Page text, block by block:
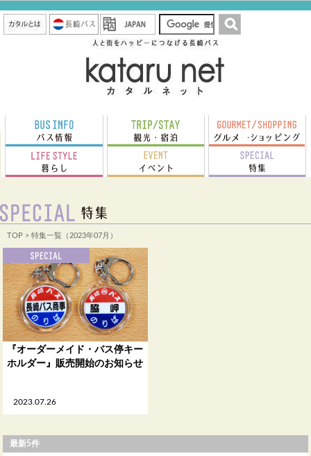
TOP > 特集一覧（2023年07月）
2023.07.26
『オーダーメイド・バス停キー
ホルダー』販売開始のお知らせ
最新5件